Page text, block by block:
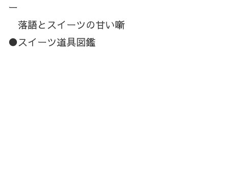
ー
落語とスイーツの甘い噺
●スイーツ道具図鑑